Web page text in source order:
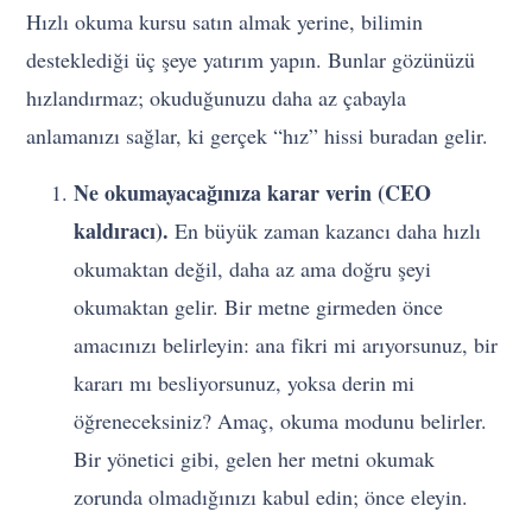
Hızlı okuma kursu satın almak yerine, bilimin
desteklediği üç şeye yatırım yapın. Bunlar gözünüzü
hızlandırmaz; okuduğunuzu daha az çabayla
anlamanızı sağlar, ki gerçek “hız” hissi buradan gelir.
Ne okumayacağınıza karar verin (CEO
kaldıracı). En büyük zaman kazancı daha hızlı
okumaktan değil, daha az ama doğru şeyi
okumaktan gelir. Bir metne girmeden önce
amacınızı belirleyin: ana fikri mi arıyorsunuz, bir
kararı mı besliyorsunuz, yoksa derin mi
öğreneceksiniz? Amaç, okuma modunu belirler.
Bir yönetici gibi, gelen her metni okumak
zorunda olmadığınızı kabul edin; önce eleyin.